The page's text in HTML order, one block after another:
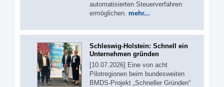
automatisierten Steuerverfahren
ermöglichen. mehr...
Schleswig-Holstein: Schnell ein
Unternehmen gründen
[10.07.2026] Eine von acht
Pilotregionen beim bundesweiten
BMDS-Projekt „Schneller Gründen“